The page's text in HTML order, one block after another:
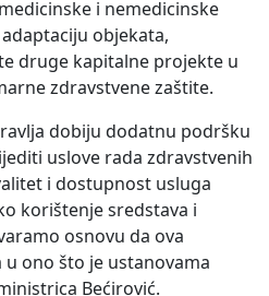
i nemedicinske
objekata,
druge kapitalne projekte u
zdravstvene zaštite.
dobiju dodatnu podršku
uslove rada zdravstvenih
i dostupnost usluga
korištenje sredstava i
osnovu da ova
ono što je ustanovama
Bećirović.